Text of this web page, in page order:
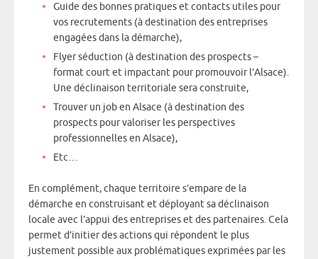
Guide des bonnes pratiques et contacts utiles pour
vos recrutements (à destination des entreprises
engagées dans la démarche),
Flyer séduction (à destination des prospects –
format court et impactant pour promouvoir l’Alsace).
Une déclinaison territoriale sera construite,
Trouver un job en Alsace (à destination des
prospects pour valoriser les perspectives
professionnelles en Alsace),
Etc…
En complément, chaque territoire s’empare de la
démarche en construisant et déployant sa déclinaison
locale avec l’appui des entreprises et des partenaires. Cela
permet d’initier des actions qui répondent le plus
justement possible aux problématiques exprimées par les